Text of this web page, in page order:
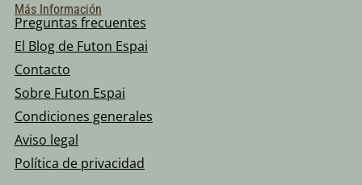
Más Información
Preguntas frecuentes
El Blog de Futon Espai
Contacto
Sobre Futon Espai
Condiciones generales
Aviso legal
Política de privacidad